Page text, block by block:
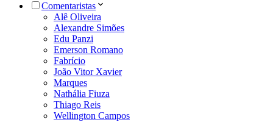
Comentaristas
Alê Oliveira
Alexandre Simões
Edu Panzi
Emerson Romano
Fabrício
João Vitor Xavier
Marques
Nathália Fiuza
Thiago Reis
Wellington Campos